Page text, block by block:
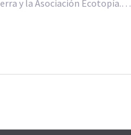
y la Asociación Ecotopía.…